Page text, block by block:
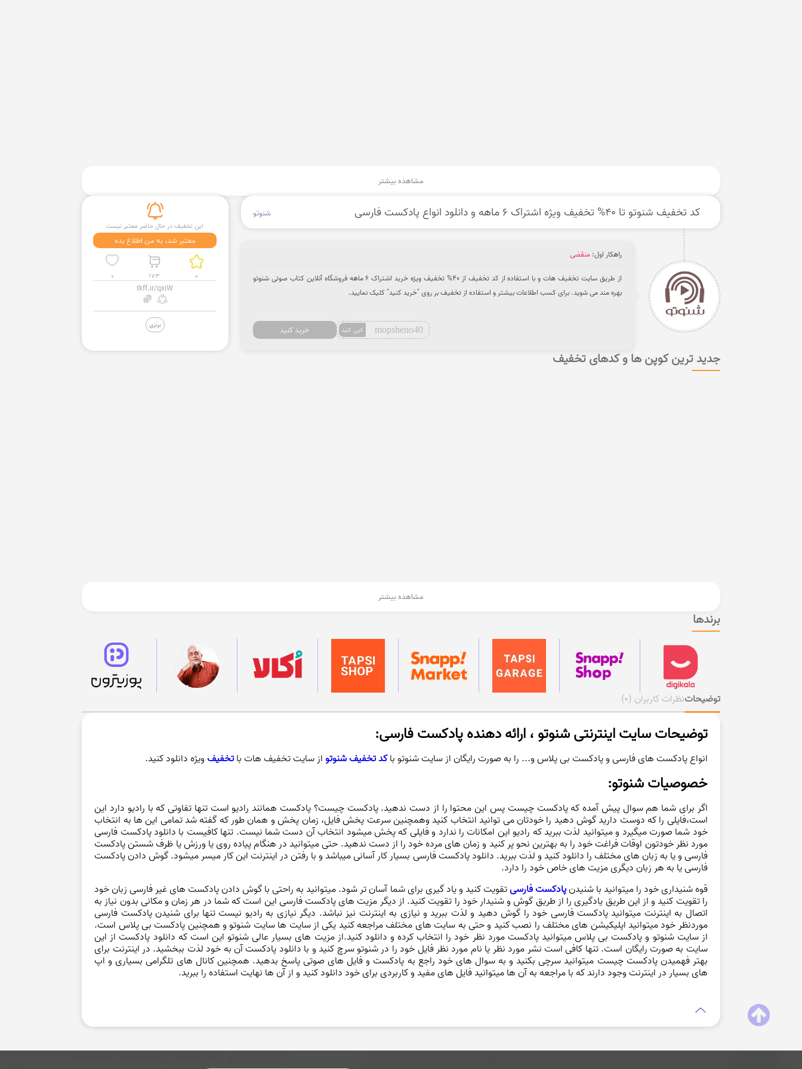
مشاهده بیشتر
کد تخفیف شنوتو تا 40% تخفیف ویژه اشتراک 6 ماهه و دانلود انواع پادکست فارسی شنوتو
این تخفیف در حال حاضر معتبر نیست
معتبر شد، به من اطلاع بده
0 173 0
tkff.ir/qxiW
برنزی
راهکار اول:منقضی
از طریق سایت تخفیف هات و با استفاده از کد تخفیف از 40% تخفیف ویژه خرید اشتراک 6 ماهه فروشگاه آنلاین کتاب صوتی شنوتو
بهره مند می شوید. برای کسب اطلاعات بیشتر و استفاده از تخفیف بر روی "خرید کنید" کلیک نمایید.
mopsheno40 کپی کنید خرید کنید
جدید ترین کوپن ها و کدهای تخفیف
مشاهده بیشتر
برندها
توضیحاتنظرات کاربران (0)
توضیحات سایت اینترنتی شنوتو ، ارائه دهنده پادکست فارسی:
انواع پادکست های فارسی و پادکست بی پلاس و... را به صورت رایگان از سایت شنوتو باکد تخفیف شنوتو از سایت تخفیف هات باتخفیف ویژه دانلود کنید.
خصوصیات شنوتو:
اگر برای شما هم سوال پیش آمده که پادکست چیست پس این محتوا را از دست ندهید. پادکست چیست؟ پادکست همانند رادیو است تنها تفاوتی که با رادیو دارد این
است،فایلی را که دوست دارید گوش دهید را خودتان می توانید انتخاب کنید وهمچنین سرعت پخش فایل، زمان پخش و همان طور که گفته شد تمامی این ها به انتخاب
خود شما صورت میگیرد و میتوانید لذت ببرید که رادیو این امکانات را ندارد و فایلی که پخش میشود انتخاب آن دست شما نیست. تنها کافیست با دانلود پادکست فارسی
مورد نظر خودتون اوقات فراغت خود را به بهترین نحو پر کنید و زمان های مرده خود را از دست ندهید. حتی میتوانید در هنگام پیاده روی یا ورزش یا ظرف شستن پادکست
فارسی و یا به زبان های مختلف را دانلود کنید و لذت ببرید. دانلود پادکست فارسی بسیار کار آسانی میباشد و با رفتن در اینترنت این کار میسر میشود. گوش دادن پادکست
فارسی یا به هر زبان دیگری مزیت های خاص خود را دارد.
قوه شنیداری خود را میتوانید با شنیدنپادکست فارسیتقویت کنید و یاد گیری برای شما آسان تر شود. میتوانید به راحتی با گوش دادن پادکست های غیر فارسی زبان خود
را تقویت کنید و از این طریق یادگیری را از طریق گوش و شنیدار خود را تقویت کنید. از دیگر مزیت های پادکست فارسی این است که شما در هر زمان و مکانی بدون نیاز به
اتصال به اینترنت میتوانید پادکست فارسی خود را گوش دهید و لذت ببرید و نیازی به اینترنت نیز نباشد. دیگر نیازی به رادیو نیست تنها برای شنیدن پادکست فارسی
موردنظر خود میتوانید اپلیکیشن های مختلف را نصب کنید و حتی به سایت های مختلف مراجعه کنید یکی از سایت ها سایت شنوتو و همچنین پادکست بی پلاس است.
از سایت شنوتو و پادکست بی پلاس میتوانید پادکست مورد نظر خود را انتخاب کرده و دانلود کنید.از مزیت های بسیار عالی شنوتو این است که دانلود پادکست از این
سایت به صورت رایگان است. تنها کافی است نشر مورد نظر یا نام مورد نظر فایل خود را در شنوتو سرچ کنید و با دانلود پادکست آن به خود لذت ببخشید. در اینترنت برای
بهتر فهمیدن پادکست چیست میتوانید سرچی بکنید و به سوال های خود راجع به پادکست و فایل های صوتی پاسخ بدهید. همچنین کانال های تلگرامی بسیاری و اپ
های بسیار در اینترنت وجود دارند که با مراجعه به آن ها میتوانید فایل های مفید و کاربردی برای خود دانلود کنید و از آن ها نهایت استفاده را ببرید.